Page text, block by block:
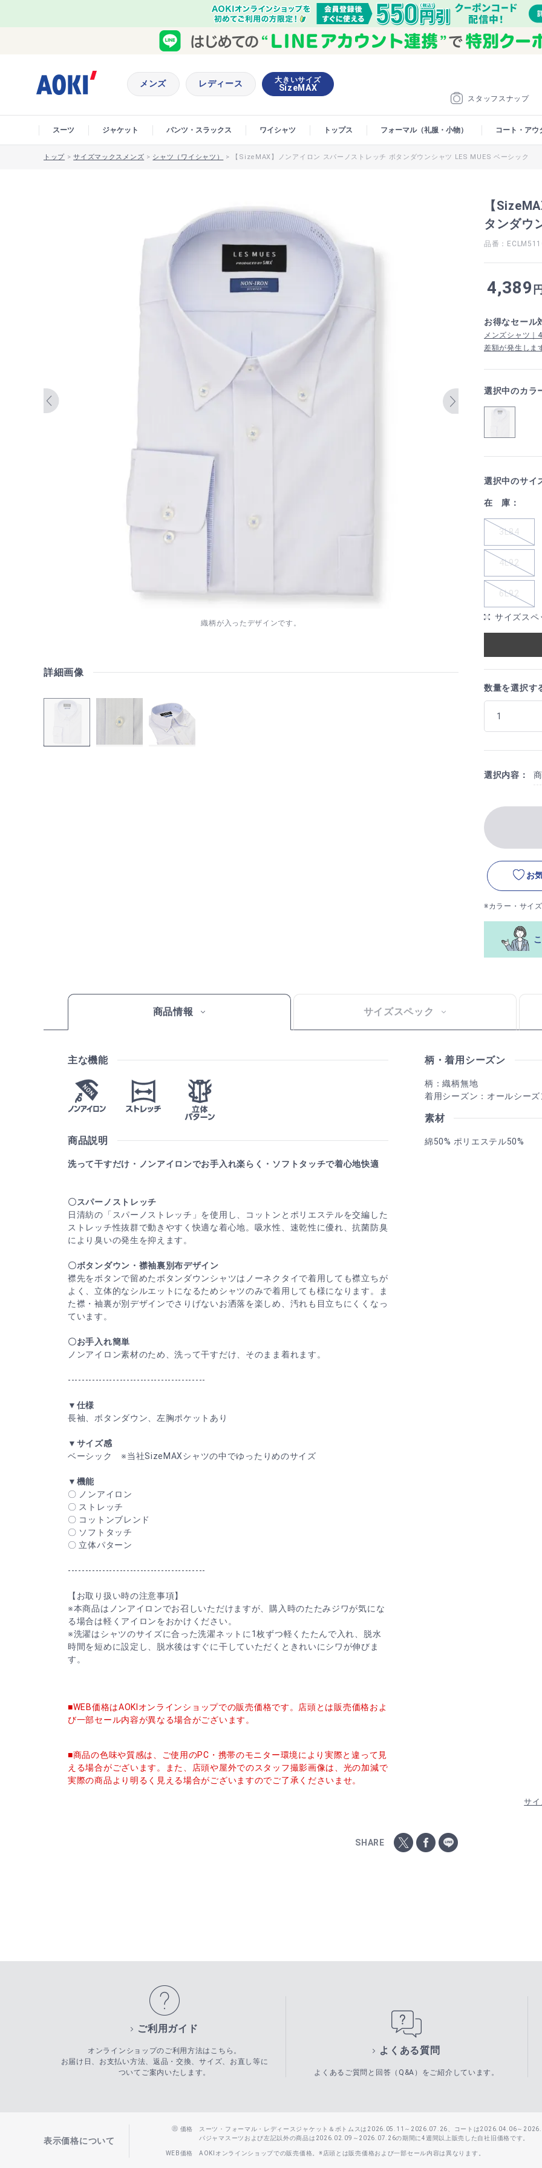
スタッフスナップ
メンズ レディース 大きいサイズ
SizeMAX
スーツ ジャケット パンツ・スラックス ワイシャツ トップス フォーマル（礼服・小物） コート・アウ
トップ >サイズマックスメンズ > シャツ（ワイシャツ） > 【SizeMAX】ノンアイロン スパーノストレッチ ボタンダウンシャツ LES MUES ベーシック
織柄が入ったデザインです。
詳細画像
【
タンダウ
品番：
4,389
お得なセール
メンズシャツ
差額が発生しま
選択中のカラ
選択中のサイ
在 庫：
3L84
4L92
6L92
サイズスペ
数量を選択す
選択内容：
お
※カラー・サイ
商品情報 サイズスペック
主な機能
商品説明
洗って干すだけ・ノンアイロンでお手入れ楽らく・ソフトタッチで着心地快適
〇スパーノストレッチ
日清紡の「スパーノストレッチ」を使用し、コットンとポリエステルを交編した
ストレッチ性抜群で動きやすく快適な着心地。吸水性、速乾性に優れ、抗菌防臭
により臭いの発生を抑えます。
〇ボタンダウン・襟袖裏別布デザイン
襟先をボタンで留めたボタンダウンシャツはノーネクタイで着用しても襟立ちが
よく、立体的なシルエットになるためシャツのみで着用しても様になります。ま
た襟・袖裏が別デザインでさりげないお洒落を楽しめ、汚れも目立ちにくくなっ
ています。
〇お手入れ簡単
ノンアイロン素材のため、洗って干すだけ、そのまま着れます。
----------------------------------------
▼仕様
長袖、ボタンダウン、左胸ポケットあり
▼サイズ感
ベーシック ※当社SizeMAXシャツの中でゆったりめのサイズ
▼機能
〇 ノンアイロン
〇 ストレッチ
〇 コットンブレンド
〇 ソフトタッチ
〇 立体パターン
----------------------------------------
【お取り扱い時の注意事項】
※本商品はノンアイロンでお召しいただけますが、購入時のたたみジワが気にな
る場合は軽くアイロンをおかけください。
※洗濯はシャツのサイズに合った洗濯ネットに1枚ずつ軽くたたんで入れ、脱水
時間を短めに設定し、脱水後はすぐに干していただくときれいにシワが伸びま
す。
■WEB価格はAOKIオンラインショップでの販売価格です。店頭とは販売価格およ
び一部セール内容が異なる場合がございます。
■商品の色味や質感は、ご使用のPC・携帯のモニター環境により実際と違って見
える場合がございます。また、店頭や屋外でのスタッフ撮影画像は、光の加減で
実際の商品より明るく見える場合がございますのでご了承くださいませ。
柄・着用シーズン
柄：織柄無地
着用シーズン：オールシーズ
素材
綿50% ポリエステル50%
サ
SHARE
ご利用ガイド
オンラインショップのご利用方法はこちら。
お届け日、お支払い方法、返品・交換、サイズ、お直し等に
ついてご案内いたします。
よくある質問
よくあるご質問と回答（Q&A）をご紹介しています。
表示価格について
価格
スーツ・フォーマル・レディースジャケット＆ボトムスは2026.05.11～2026.07.26、コートは2026.04.06～
パジャマスーツおよび左記以外の商品は2026.02.09～2026.07.26の期間に4週間以上販売した自社旧価格です。
WEB価格 AOKIオンラインショップでの販売価格。※店頭とは販売価格および一部セール内容は異なります。